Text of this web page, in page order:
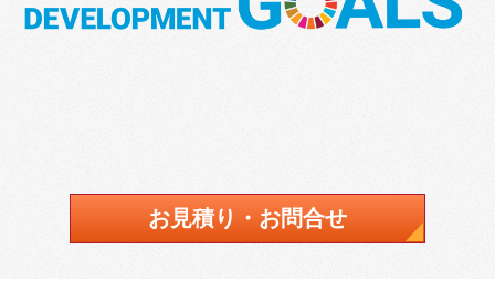
お見積り・お問合せ